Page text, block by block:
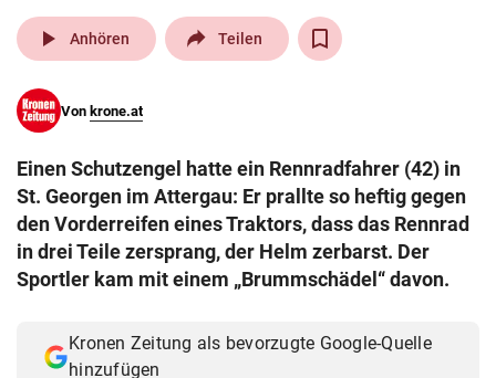
pin_drop
Wien arrow_right
search
eingeben
© Krone Multimedia GmbH & Co KG 2026
play_arrow Anhören Teilen
Von krone.at
Einen Schutzengel hatte ein Rennradfahrer (42) in
St. Georgen im Attergau: Er prallte so heftig gegen
den Vorderreifen eines Traktors, dass das Rennrad
in drei Teile zersprang, der Helm zerbarst. Der
Sportler kam mit einem „Brummschädel“ davon.
Kronen Zeitung als bevorzugte Google-Quelle
hinzufügen